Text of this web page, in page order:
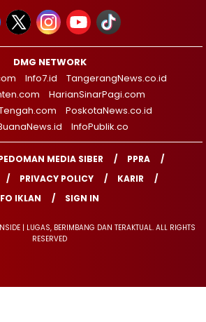
DMG NETWORK
Info7.id
TangerangNews.co.id
HarianSinarPagi.com
PoskotaNews.co.id
InfoPublik.co
MEDIA SIBER
PPRA
PRIVACY POLICY
KARIR
IKLAN
SIGN IN
| LUGAS, BERIMBANG DAN TERAKTUAL. ALL RIGHTS
RESERVED